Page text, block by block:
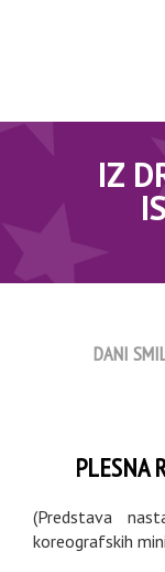
IZ
DANI
PLESNA
(Predstava
koreografskih